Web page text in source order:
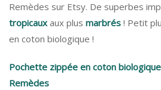
Remèdes sur Etsy. De superbes
tropicauxaux plus marbrés ! Petit
en coton biologique !
Pochette zippée en coton
Remèdes